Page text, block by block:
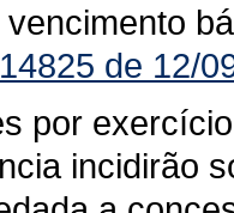
de 12/
por
incidirão